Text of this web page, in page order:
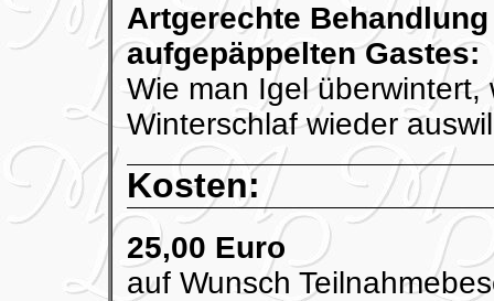
Artgerechte
aufgepäppelten Gastes:
Wie man Igel
Winterschlaf wieder
Kosten:
25,00 Euro
auf Wunsch